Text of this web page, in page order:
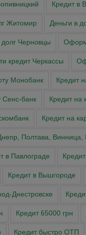
Кредит в
Житомир Деньги в
долг Черновцы
кредит Черкасcы
Монобанк Кредит
Сенс-банк Кредит на
Кредит на
Полтава, Винница,
в Павлограде
Кредит в Вышгороде
Днестровске
Кредит 65000 грн
Кредит быстро ОТП